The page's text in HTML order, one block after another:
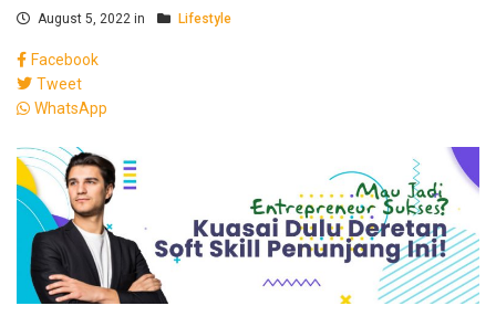
August 5, 2022 in Lifestyle
Facebook
Tweet
WhatsApp